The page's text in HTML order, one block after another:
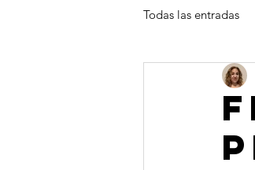
Todas las entradas